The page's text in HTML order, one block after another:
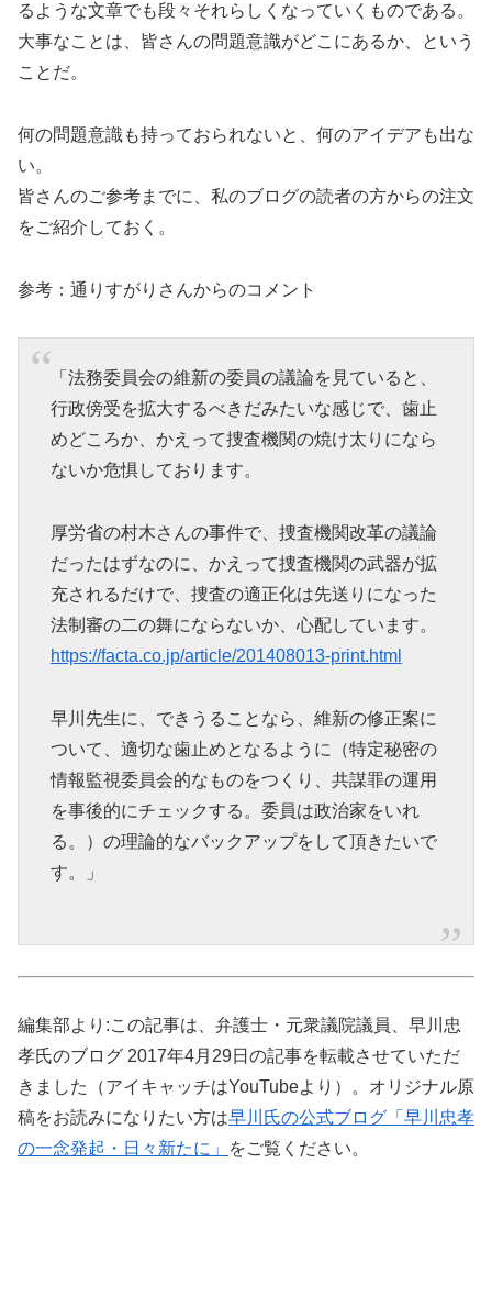
るような文章でも段々それらしくなっていくものである。
大事なことは、皆さんの問題意識がどこにあるか、という
ことだ。
何の問題意識も持っておられないと、何のアイデアも出な
い。
皆さんのご参考までに、私のブログの読者の方からの注文
をご紹介しておく。
参考：通りすがりさんからのコメント
「法務委員会の維新の委員の議論を見ていると、
行政傍受を拡大するべきだみたいな感じで、歯止
めどころか、かえって捜査機関の焼け太りになら
ないか危惧しております。
厚労省の村木さんの事件で、捜査機関改革の議論
だったはずなのに、かえって捜査機関の武器が拡
充されるだけで、捜査の適正化は先送りになった
法制審の二の舞にならないか、心配しています。
https://facta.co.jp/article/201408013-print.html
早川先生に、できうることなら、維新の修正案に
ついて、適切な歯止めとなるように（特定秘密の
情報監視委員会的なものをつくり、共謀罪の運用
を事後的にチェックする。委員は政治家をいれ
る。）の理論的なバックアップをして頂きたいで
す。」
編集部より:この記事は、弁護士・元衆議院議員、早川忠
孝氏のブログ 2017年4月29日の記事を転載させていただ
きました（アイキャッチはYouTubeより）。オリジナル原
稿をお読みになりたい方は早川氏の公式ブログ「早川忠孝
の一念発起・日々新たに」
をご覧ください。